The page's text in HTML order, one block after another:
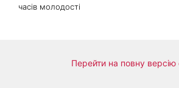
часів молодості
Перейти на повну версію